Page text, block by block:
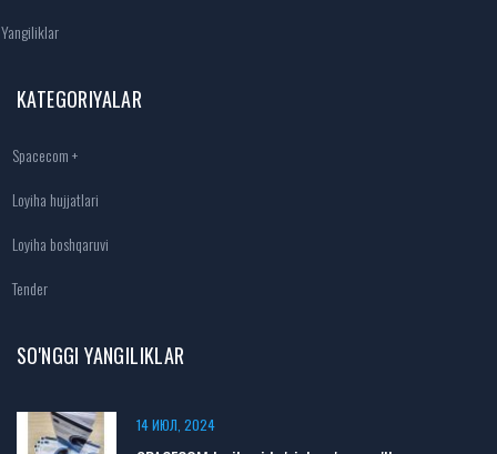
Yangiliklar
KATEGORIYALAR
Spacecom +
Loyiha hujjatlari
Loyiha boshqaruvi
Tender
SO'NGGI YANGILIKLAR
14 ИЮЛ, 2024